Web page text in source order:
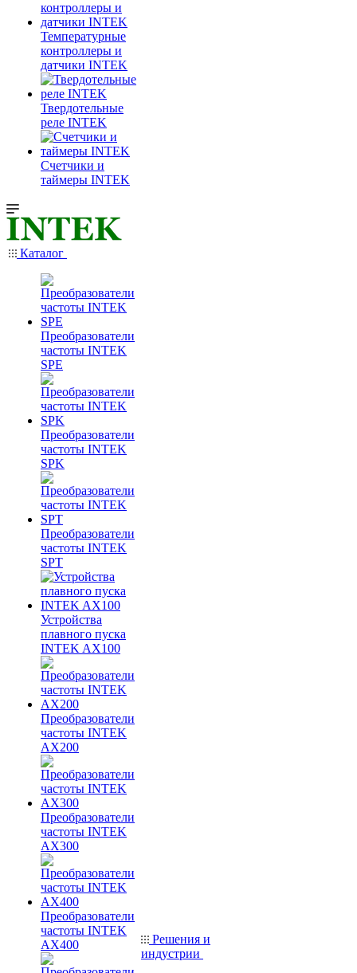
Температурные
контроллеры и
датчики INTEK
Твердотельные
реле INTEK
Счетчики и
таймеры INTEK
Каталог
Преобразователи
частоты INTEK
SPE
Преобразователи
частоты INTEK
SPK
Преобразователи
частоты INTEK
SPT
Устройства
плавного пуска
INTEK AX100
Преобразователи
частоты INTEK
AX200
Преобразователи
частоты INTEK
AX300
Преобразователи
частоты INTEK
AX400
Решения и
индустрии